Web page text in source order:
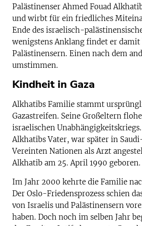
Palästinenser Ahmed Fouad
und wirbt für ein friedliches
Ende des israelisch-
wenigstens Anklang findet er damit
Palästinensern. Einen nach dem
umstimmen.
Kindheit in Gaza
Alkhatibs Familie stammt
Gazastreifen. Seine Großeltern
israelischen
Alkhatibs Vater, war später in
Vereinten Nationen als Arzt
Alkhatib am 25. April 1990 geboren.
Im Jahr 2000 kehrte die Familie
Der Oslo-Friedensprozess schien
von Israelis und Palästinensern
haben. Doch noch im selben Jahr